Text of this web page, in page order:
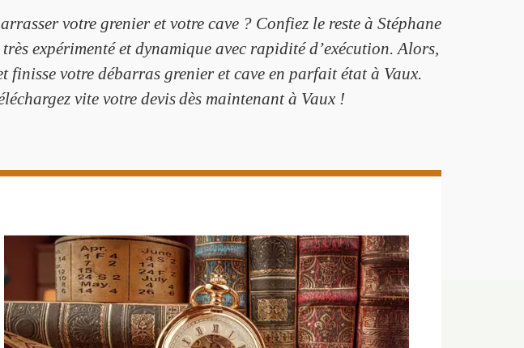
votre grenier et votre cave ? Confiez le reste à Stéphane
expérimenté et dynamique avec rapidité d’exécution. Alors,
votre débarras grenier et cave en parfait état à Vaux.
vite votre devis dès maintenant à Vaux !